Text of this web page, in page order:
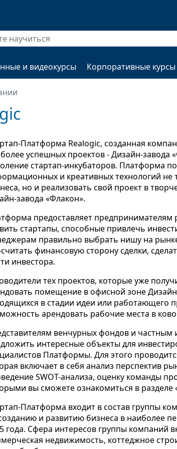
и видеокурсы Корпоративные курсы
Платформа Realogic, созданная
успешных проектов - Дизайн-завода
стартап-инкубаторов. Платформа
и креативных технологий не
но и реализовать свой проект в
завода «Флакон».
предоставляет предпринимателям
стартапы, способные привлечь
правильно выбрать нишу на
финансовую сторону сделки,
инвестора.
тех проектов, которые уже
помещение в офисной зоне
в стадии идеи или работающего
арендовать рабочие места в
венчурных фондов и
интересные объекты для
Платформы. Для этого
включает в себя анализ перспектив
SWOT-анализа, оценку команды
вы сможете ознакомиться в разделе
Платформа входит в состав группы
и развитию бизнеса в наиболее
года. Сфера интересов группы компаний
недвижимость, коттеджное